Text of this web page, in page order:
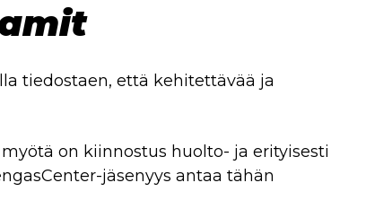
tiedostaen, että kehitettävää ja
on kiinnostus huolto- ja erityisesti
jäsenyys antaa tähän